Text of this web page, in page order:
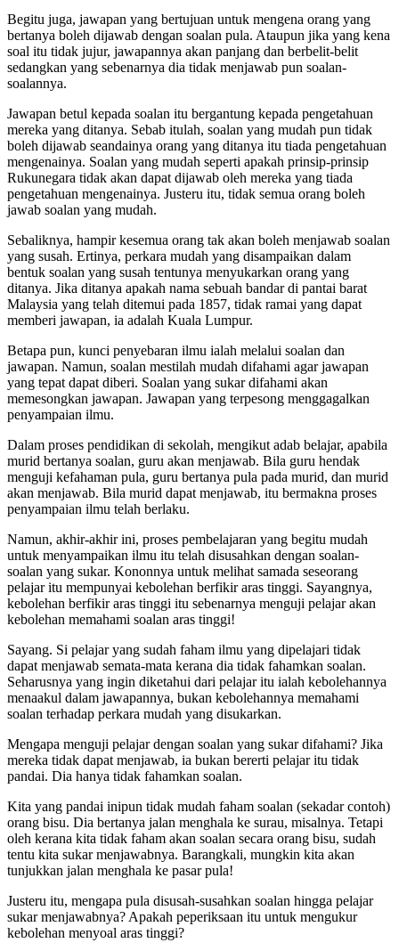
Begitu juga, jawapan yang bertujuan untuk mengena orang yang
bertanya boleh dijawab dengan soalan pula. Ataupun jika yang kena
soal itu tidak jujur, jawapannya akan panjang dan berbelit-belit
sedangkan yang sebenarnya dia tidak menjawab pun soalan-
soalannya.
Jawapan betul kepada soalan itu bergantung kepada pengetahuan
mereka yang ditanya. Sebab itulah, soalan yang mudah pun tidak
boleh dijawab seandainya orang yang ditanya itu tiada pengetahuan
mengenainya. Soalan yang mudah seperti apakah prinsip-prinsip
Rukunegara tidak akan dapat dijawab oleh mereka yang tiada
pengetahuan mengenainya. Justeru itu, tidak semua orang boleh
jawab soalan yang mudah.
Sebaliknya, hampir kesemua orang tak akan boleh menjawab soalan
yang susah. Ertinya, perkara mudah yang disampaikan dalam
bentuk soalan yang susah tentunya menyukarkan orang yang
ditanya. Jika ditanya apakah nama sebuah bandar di pantai barat
Malaysia yang telah ditemui pada 1857, tidak ramai yang dapat
memberi jawapan, ia adalah Kuala Lumpur.
Betapa pun, kunci penyebaran ilmu ialah melalui soalan dan
jawapan. Namun, soalan mestilah mudah difahami agar jawapan
yang tepat dapat diberi. Soalan yang sukar difahami akan
memesongkan jawapan. Jawapan yang terpesong menggagalkan
penyampaian ilmu.
Dalam proses pendidikan di sekolah, mengikut adab belajar, apabila
murid bertanya soalan, guru akan menjawab. Bila guru hendak
menguji kefahaman pula, guru bertanya pula pada murid, dan murid
akan menjawab. Bila murid dapat menjawab, itu bermakna proses
penyampaian ilmu telah berlaku.
Namun, akhir-akhir ini, proses pembelajaran yang begitu mudah
untuk menyampaikan ilmu itu telah disusahkan dengan soalan-
soalan yang sukar. Kononnya untuk melihat samada seseorang
pelajar itu mempunyai kebolehan berfikir aras tinggi. Sayangnya,
kebolehan berfikir aras tinggi itu sebenarnya menguji pelajar akan
kebolehan memahami soalan aras tinggi!
Sayang. Si pelajar yang sudah faham ilmu yang dipelajari tidak
dapat menjawab semata-mata kerana dia tidak fahamkan soalan.
Seharusnya yang ingin diketahui dari pelajar itu ialah kebolehannya
menaakul dalam jawapannya, bukan kebolehannya memahami
soalan terhadap perkara mudah yang disukarkan.
Mengapa menguji pelajar dengan soalan yang sukar difahami? Jika
mereka tidak dapat menjawab, ia bukan bererti pelajar itu tidak
pandai. Dia hanya tidak fahamkan soalan.
Kita yang pandai inipun tidak mudah faham soalan (sekadar contoh)
orang bisu. Dia bertanya jalan menghala ke surau, misalnya. Tetapi
oleh kerana kita tidak faham akan soalan secara orang bisu, sudah
tentu kita sukar menjawabnya. Barangkali, mungkin kita akan
tunjukkan jalan menghala ke pasar pula!
Justeru itu, mengapa pula disusah-susahkan soalan hingga pelajar
sukar menjawabnya? Apakah peperiksaan itu untuk mengukur
kebolehan menyoal aras tinggi?